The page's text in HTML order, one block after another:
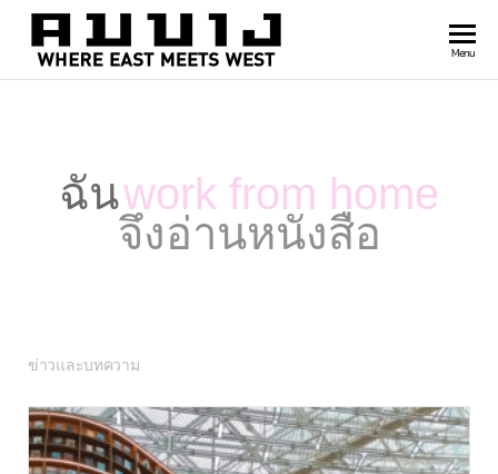
east
Menu
ฉันwork from home
จึงอ่านหนังสือ
ข่าวและบทความ